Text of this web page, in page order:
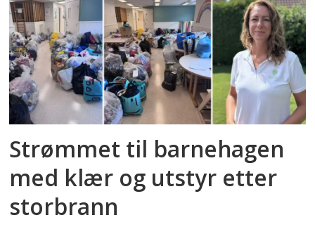
Strømmet til barnehagen
med klær og utstyr etter
storbrann